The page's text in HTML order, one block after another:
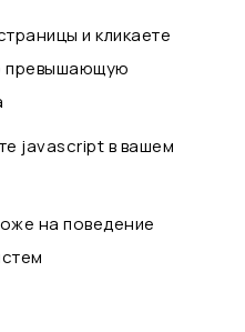
и кликаете
превышающую
javascript в вашем
на поведение